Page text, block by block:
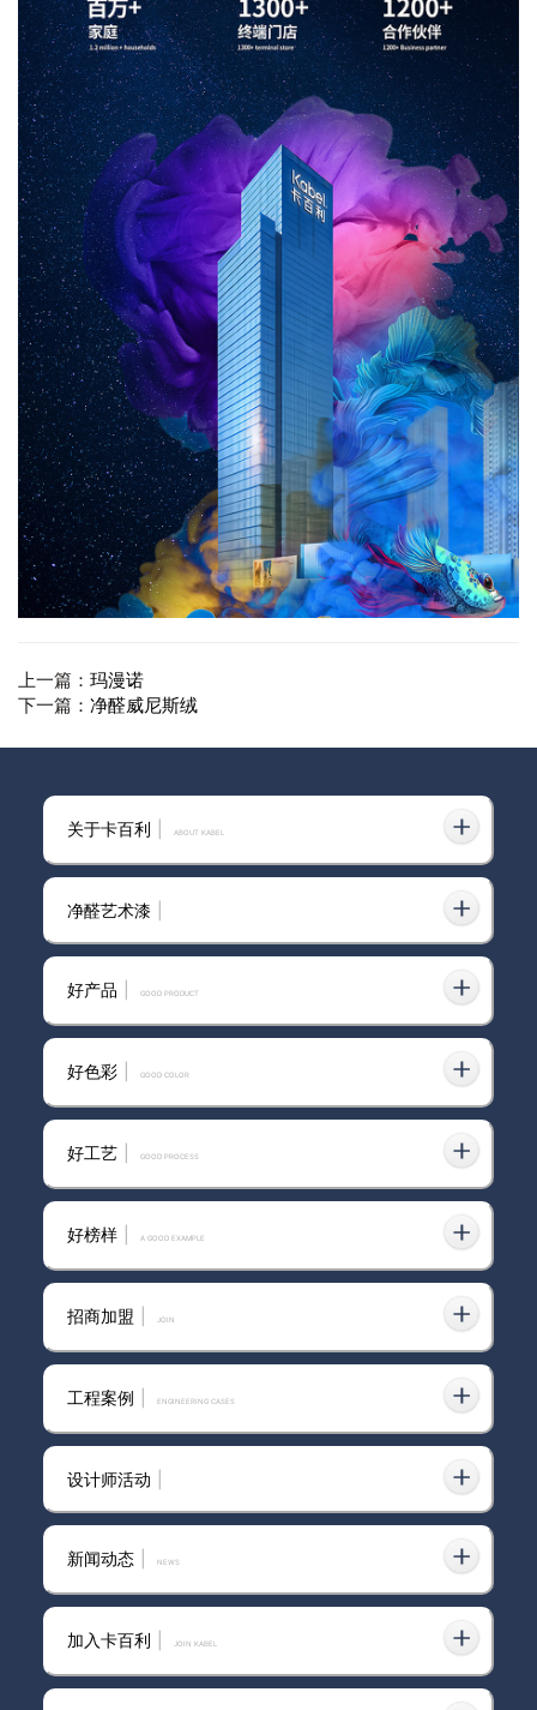
上一篇： 玛漫诺
下一篇： 净醛威尼斯绒
相关资讯推荐：
2023-11-11
艺术涂料加盟-家居博主都抢着打卡的卡百
2025-04-01 吉安市进口艺术漆儿童房
2025-02-19
2026-01-21
2025-02-01 喷艺术漆进口喷枪
2025-01-24 江西艺术漆品牌
2023-06-21
图案拼接设计？
2023-06-21
装修配色灵感|高级不踩雷的拼色墙,卧室墙
面艺术涂料采用了卡百利米兰丝绒系列
2023-06-21 墙面艺术涂料效果图别墅装修
2026-07-14
墙面艺术涂料品牌怎么选？2026年综合推
荐与避坑清单
关于卡百利 ABOUT KABEL
净醛艺术漆
好产品 GOOD PRODUCT
好色彩 GOOD COLOR
好工艺 GOOD PROCESS
好榜样 A GOOD EXAMPLE
招商加盟 join
工程案例 ENGINEERING CASES
设计师活动
新闻动态 news
加入卡百利 JOIN KABEL